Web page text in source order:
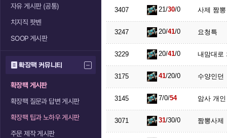
자유 게시판 (공통)
치지직 팟벤
SOOP 게시판
확장팩 커뮤니티
확장팩 게시판
확장팩 질문과 답변 게시판
확장팩 팁과 노하우 게시판
주문 제작 게시판
3407 21/30/0 사제 짬뽕
3247 20/41/0 요청특
3229 20/41/0 내맘대로
3175 41/20/0 수양인던
3145 7/0/54 암사 개인
3071 31/30/0 짬뽕사제